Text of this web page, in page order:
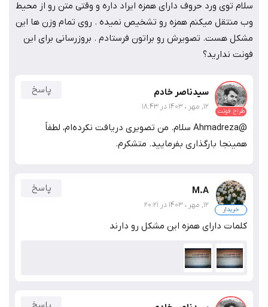
سلام توی ورد حروف دارای همزه ایراد داره و وقتی متن رو از محیط
وب منتقل میکنم همزه رو تشخیص نمیده . روی تمام وزن ها این
مشکل هست. تصویرش رو براتون فرستادم . بروزرسانی برای این
فونت ندارید؟
طراح فونت
سیدناصر خادم
12, مهر ، 1403 در 18:43
پاسخ
@Ahmadreza سلام. من تصویری دریافت نکرده‌ام، لطفاً
همینجا بارگذاری بفرمایید. متشکرم.
خریدار
M.A
12, مهر ، 1403 در 20:21
پاسخ
کلمات دارای همزه این مشکل رو دارند